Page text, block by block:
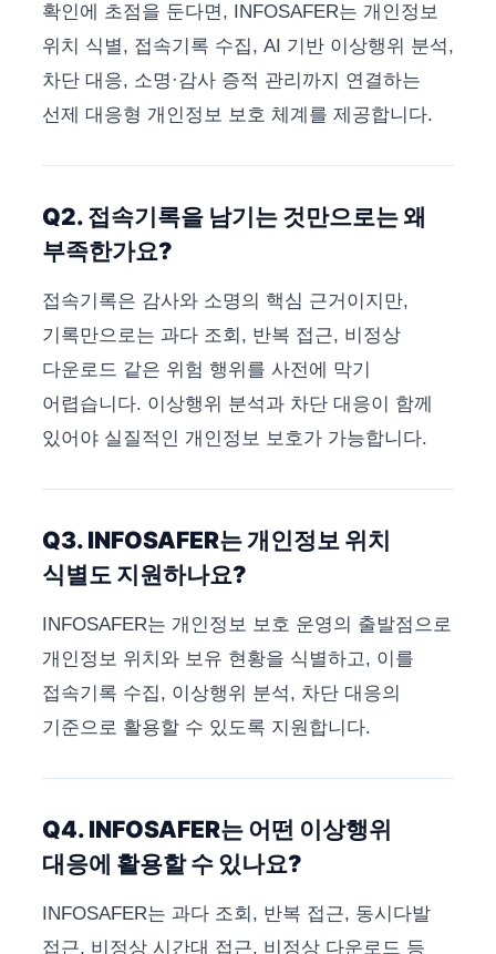
확인에 초점을 둔다면, INFOSAFER는 개인정보
위치 식별, 접속기록 수집, AI 기반 이상행위 분석,
차단 대응, 소명·감사 증적 관리까지 연결하는
선제 대응형 개인정보 보호 체계를 제공합니다.
Q2. 접속기록을 남기는 것만으로는 왜
부족한가요?
접속기록은 감사와 소명의 핵심 근거이지만,
기록만으로는 과다 조회, 반복 접근, 비정상
다운로드 같은 위험 행위를 사전에 막기
어렵습니다. 이상행위 분석과 차단 대응이 함께
있어야 실질적인 개인정보 보호가 가능합니다.
Q3. INFOSAFER는 개인정보 위치
식별도 지원하나요?
INFOSAFER는 개인정보 보호 운영의 출발점으로
개인정보 위치와 보유 현황을 식별하고, 이를
접속기록 수집, 이상행위 분석, 차단 대응의
기준으로 활용할 수 있도록 지원합니다.
Q4. INFOSAFER는 어떤 이상행위
대응에 활용할 수 있나요?
INFOSAFER는 과다 조회, 반복 접근, 동시다발
접근, 비정상 시간대 접근, 비정상 다운로드 등